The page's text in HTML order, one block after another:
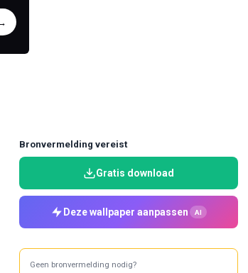
Bronvermelding vereist
Gratis download
Deze wallpaper aanpassen AI
Geen bronvermelding nodig?